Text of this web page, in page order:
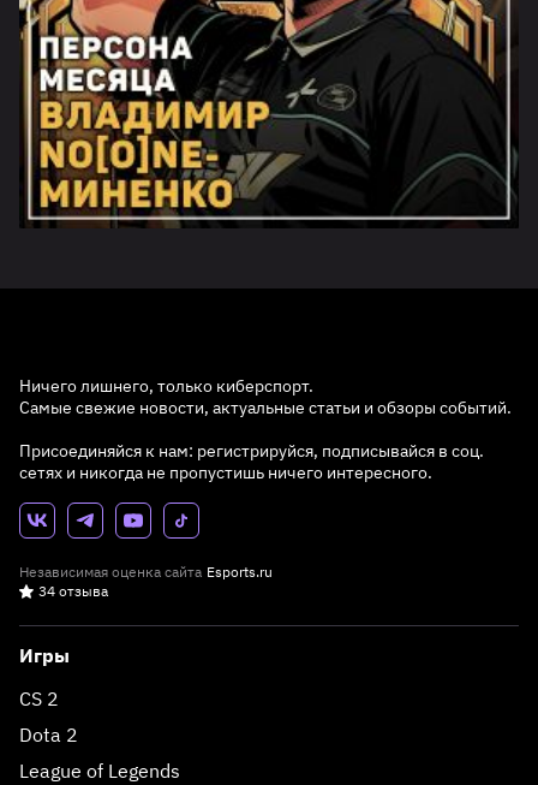
Ничего лишнего, только киберспорт.
Самые свежие новости, актуальные статьи и обзоры событий.
Присоединяйся к нам: регистрируйся, подписывайся в соц.
сетях и никогда не пропустишь ничего интересного.
Независимая оценка сайта Esports.ru
34 отзыва
Игры
CS 2
Dota 2
League of Legends